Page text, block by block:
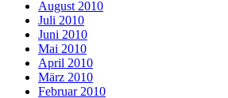
August 2010
Juli 2010
Juni 2010
Mai 2010
April 2010
März 2010
Februar 2010